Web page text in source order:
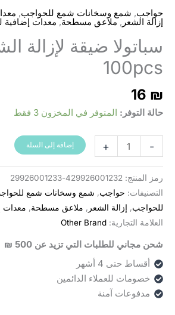
حواجب, شمع وسخانات شمع للحواجب,
إزالة الشعر ,ملاعق مسطحة,معدات إضافية
سباتولا ضيقة لإزالة
100pcs
16 ₪
حالة التوفر: المتوفر في المخزون 3 فقط
-
שפדלים
צרים
לדפילציה
100
יח׳
+ إضافة إلى السلة
رمز المنتج: 429926001232-29926001233
التصنيفات: حواجب, شمع وسخانات شمع
للحواجب, إزالة الشعر , ملاعق مسطحة, معدات
العلامة التجارية: Other Brand
شحن مجاني للطلبات التي تزيد عن 500 ₪
أقساط حتى 4 أشهر
خصومات للعملاء الدائمين
مدفوعات آمنة